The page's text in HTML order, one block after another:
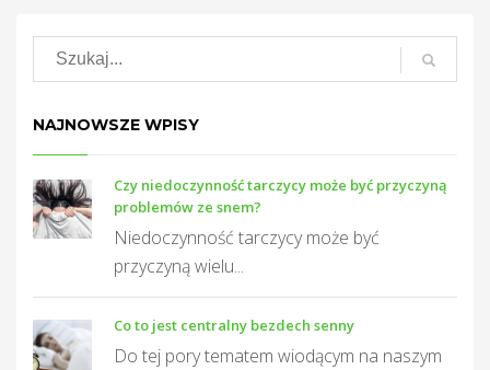
NAJNOWSZE WPISY
Czy niedoczynność tarczycy może być przyczyną
problemów ze snem?
Niedoczynność tarczycy może być
przyczyną wielu...
Co to jest centralny bezdech senny
Do tej pory tematem wiodącym na naszym